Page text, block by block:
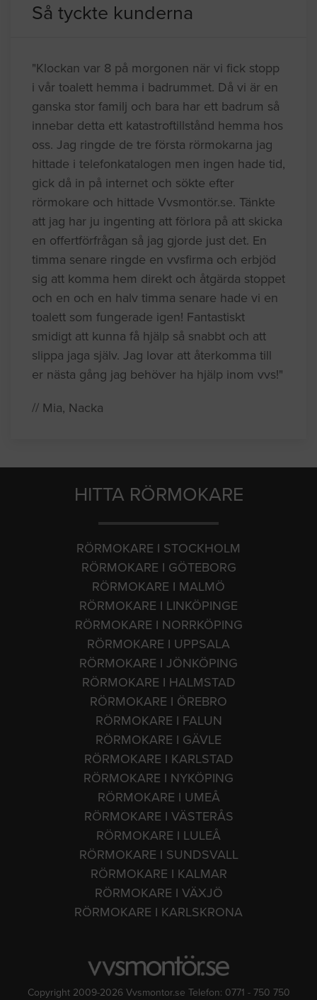
Så tyckte kunderna
"Klockan var 8 på morgonen när vi fick stopp
i vår toalett hemma i badrummet. Då vi är en
ganska stor familj och bara har ett badrum så
innebar detta ett katastroftillstånd hemma hos
oss. Jag ringde de tre första rörmokarna jag
hittade i telefonkatalogen men ingen hade tid,
gick då in på internet och sökte efter
rörmokare och hittade Vvsmontör.se. Tänkte
att jag har ju ingenting att förlora på att skicka
en offertförfrågan så jag gjorde just det. En
timma senare ringde en vvsfirma och erbjöd
sig att komma hem direkt och åtgärda stoppet
och en och en halv timma senare hade vi en
toalett som fungerade igen! Fantastiskt
smidigt att kunna få hjälp så snabbt och att
slippa jaga själv. Jag lovar att återkomma till
er nästa gång jag behöver ha hjälp inom vvs!"
// Mia, Nacka
HITTA RÖRMOKARE
RÖRMOKARE I STOCKHOLM
RÖRMOKARE I GÖTEBORG
RÖRMOKARE I MALMÖ
RÖRMOKARE I LINKÖPINGE
RÖRMOKARE I NORRKÖPING
RÖRMOKARE I UPPSALA
RÖRMOKARE I JÖNKÖPING
RÖRMOKARE I HALMSTAD
RÖRMOKARE I ÖREBRO
RÖRMOKARE I FALUN
RÖRMOKARE I GÄVLE
RÖRMOKARE I KARLSTAD
RÖRMOKARE I NYKÖPING
RÖRMOKARE I UMEÅ
RÖRMOKARE I VÄSTERÅS
RÖRMOKARE I LULEÅ
RÖRMOKARE I SUNDSVALL
RÖRMOKARE I KALMAR
RÖRMOKARE I VÄXJÖ
RÖRMOKARE I KARLSKRONA
Copyright 2009-2026 Vvsmontor.se Telefon: 0771 - 750 750